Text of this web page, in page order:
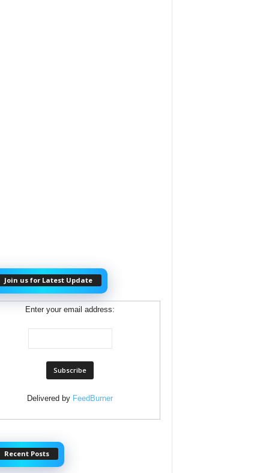
Join us for Latest Update
Enter your email address:
Delivered by FeedBurner
Recent Posts